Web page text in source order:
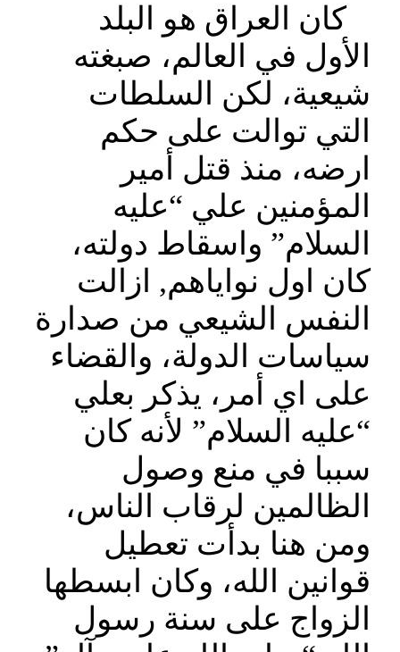
كان العراق هو البلد
الأول في العالم، صبغته
شيعية، لكن السلطات
التي توالت على حكم
ارضه، منذ قتل أمير
المؤمنين علي “عليه
السلام” واسقاط دولته،
كان اول نواياهم, ازالت
النفس الشيعي من صدارة
سياسات الدولة، والقضاء
على اي أمر، يذكر بعلي
“عليه السلام” لأنه كان
سببا في منع وصول
الظالمين لرقاب الناس،
ومن هنا بدأت تعطيل
قوانين الله، وكان ابسطها
الزواج على سنة رسول